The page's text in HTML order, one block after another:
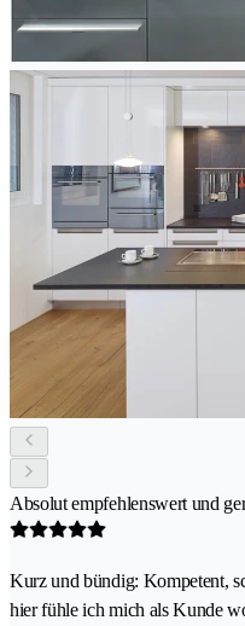
Absolut empfehlenswert und
Kurz und bündig: Kompetent,
hier fühle ich mich als Kunde